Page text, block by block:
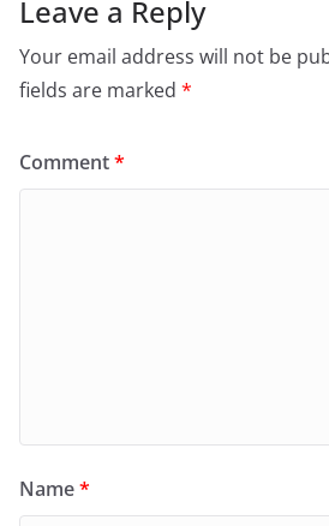
Leave a Reply
Your email address will not be
fields are marked *
Comment*
Name*